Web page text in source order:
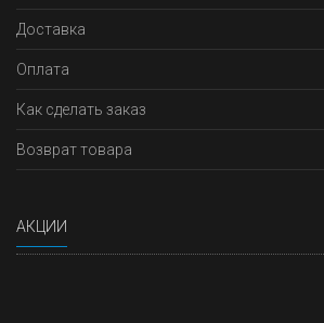
Доставка
Оплата
Как сделать заказ
Возврат товара
АКЦИИ